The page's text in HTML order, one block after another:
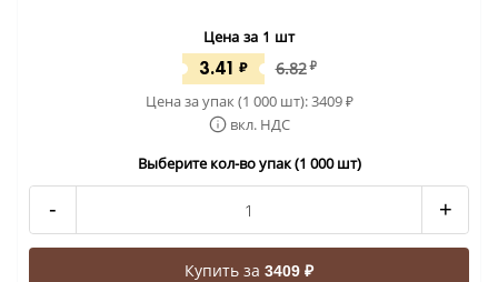
Цена за 1 шт
3.41 ₽ 6.82 ₽
Цена за упак (1 000 шт):3409₽
вкл. НДС
Выберите кол-во упак (1 000 шт)
- +
Купить за 3409 ₽